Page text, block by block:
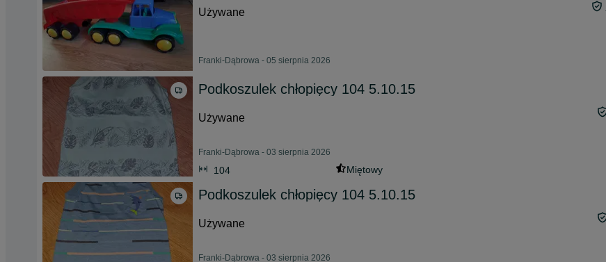
Używane
Franki-Dąbrowa - 05 sierpnia 2026
Podkoszulek chłopięcy 104 5.10.15
Używane
Franki-Dąbrowa - 03 sierpnia 2026
104 Miętowy
Podkoszulek chłopięcy 104 5.10.15
Używane
Franki-Dąbrowa - 03 sierpnia 2026